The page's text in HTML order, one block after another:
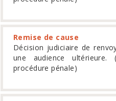
Remise de cause
Décision judiciaire de
une audience ultérieure.
procédure pénale)